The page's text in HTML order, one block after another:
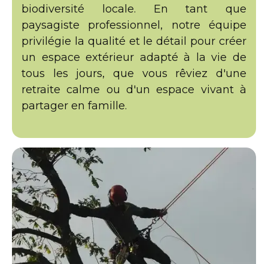
biodiversité locale. En tant que
paysagiste professionnel, notre équipe
privilégie la qualité et le détail pour créer
un espace extérieur adapté à la vie de
tous les jours, que vous rêviez d'une
retraite calme ou d'un espace vivant à
partager en famille.